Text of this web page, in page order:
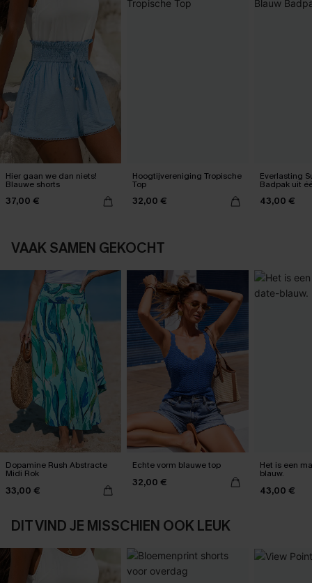
Hier gaan we dan niets!
Blauwe shorts
37,00 €
Hoogtijvereniging Tropische
Top
32,00 €
Everlasting
Badpak uit
43,00 €
VAAK SAMEN GEKOCHT
Dopamine Rush Abstracte
Midi Rok
33,00 €
Echte vorm blauwe top
32,00 €
Het is een
blauw.
43,00 €
DIT VIND JE MISSCHIEN OOK LEUK